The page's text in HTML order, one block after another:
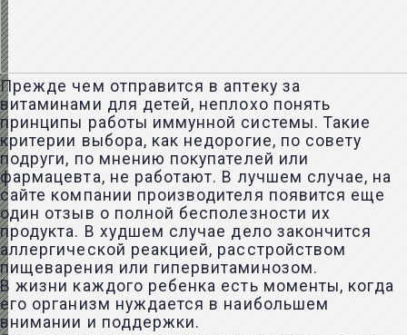
Прежде чем отправится в аптеку за
витаминами для детей, неплохо понять
принципы работы иммунной системы. Такие
критерии выбора, как недорогие, по совету
подруги, по мнению покупателей или
фармацевта, не работают. В лучшем случае, на
сайте компании производителя появится еще
один отзыв о полной бесполезности их
продукта. В худшем случае дело закончится
аллергической реакцией, расстройством
пищеварения или гипервитаминозом.
В жизни каждого ребенка есть моменты, когда
его организм нуждается в наибольшем
внимании и поддержки.